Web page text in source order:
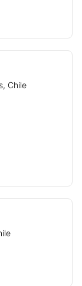
, Chile